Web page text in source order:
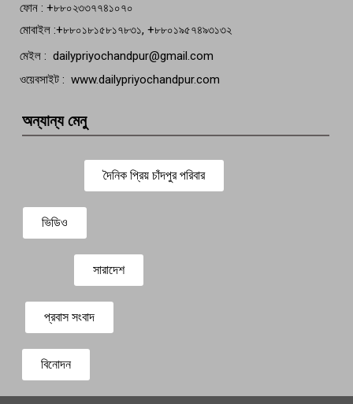
ফোন : +৮৮০২৩৩৭৭৪১০৭০
মোবাইল :+৮৮০১৮১৫৮১৭৮৩১, +৮৮০১৯৫৭৪৯৩১৩২
মেইল : dailypriyochandpur@gmail.com
ওয়েবসাইট : www.dailypriyochandpur.com
অন্যান্য মেনু
দৈনিক প্রিয় চাঁদপুর পরিবার
ভিডিও
সারাদেশ
প্রবাস সংবাদ
বিনোদন